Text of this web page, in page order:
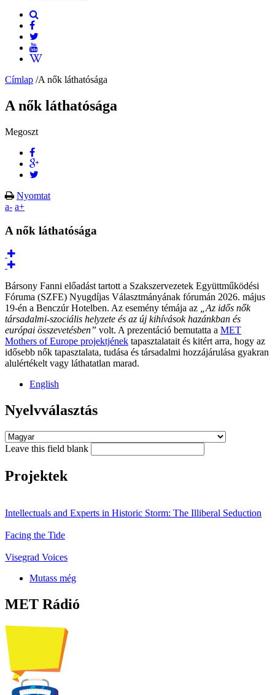
Címlap /A nők láthatósága
A nők láthatósága
Megoszt
Nyomtat
a- a+
A nők láthatósága
Bársony Fanni előadást tartott a Szakszervezetek Együttműködési
Fóruma (SZFE) Nyugdíjas Választmányának fórumán 2026. május
19-én a Benczúr Hotelben. Az esemény témája az
„Az idős nők
társadalmi-szociális helyzete és az új kihívások hazánkban és
európai összevetésben” volt. A prezentáció bemutatta a MET
Mothers of Europe projektjének tapasztalatait és kitért arra, hogy az
idősebb nők tapasztalata, tudása és társadalmi hozzájárulása gyakran
alulértékelt vagy láthatatlan marad.
English
Nyelvválasztás
Leave this field blank
Projektek
Intellectuals and Experts in Historic Storm: The Illiberal Seduction
Facing the Tide
Visegrad Voices
Mutass még
MET Rádió